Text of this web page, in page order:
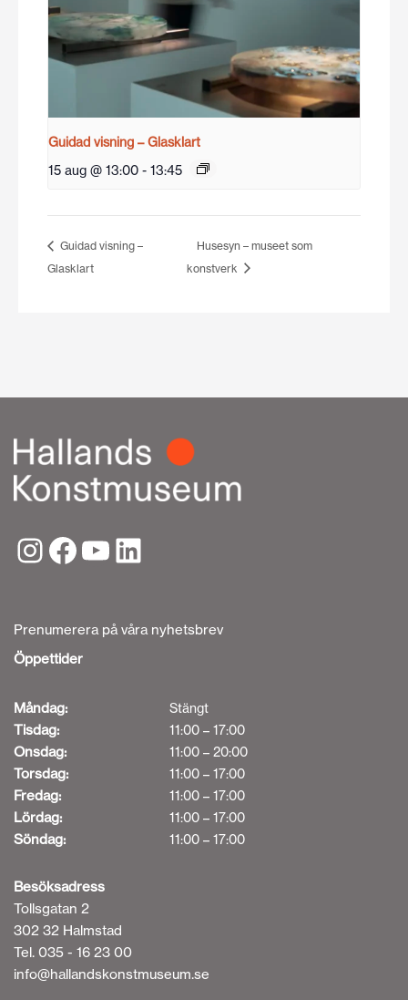
Guidad visning – Glasklart
15 aug @ 13:00 - 13:45
Guidad visning –
Glasklart
Husesyn – museet som
konstverk
Prenumerera på våra nyhetsbrev
Öppettider
Måndag: Stängt
Tisdag: 11:00 – 17:00
Onsdag: 11:00 – 20:00
Torsdag: 11:00 – 17:00
Fredag: 11:00 – 17:00
Lördag: 11:00 – 17:00
Söndag: 11:00 – 17:00
Besöksadress
Tollsgatan 2
302 32 Halmstad
Tel. 035 - 16 23 00
info@hallandskonstmuseum.se